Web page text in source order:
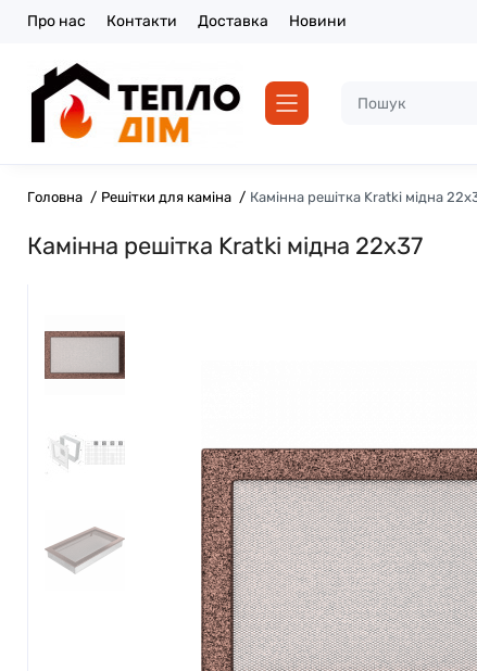
Про нас Контакти Доставка Новини
Головна Решітки для каміна Камінна решітка Kratki мідна
Камінна решітка Kratki мідна 22x37